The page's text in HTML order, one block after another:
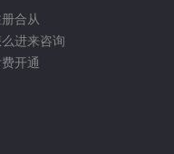
合从
进来咨询
开通